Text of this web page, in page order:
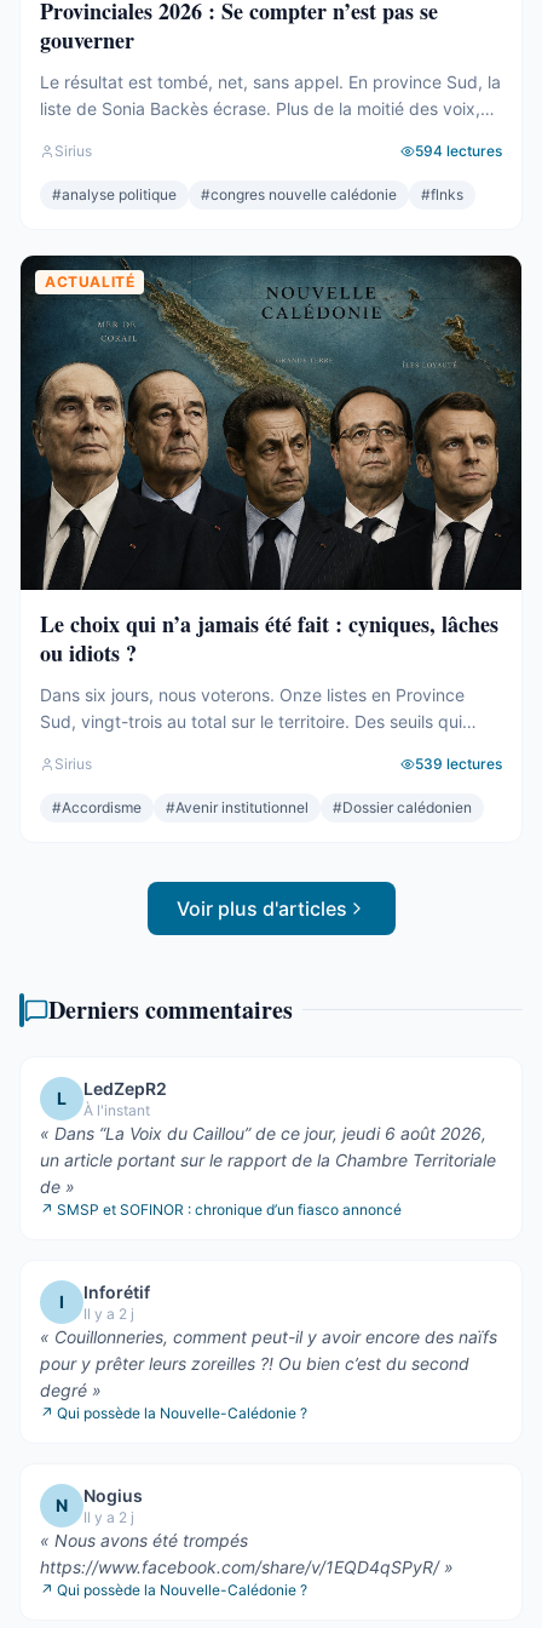
Provinciales 2026 : Se compter n’est pas se
gouverner
Le résultat est tombé, net, sans appel. En province Sud, la
liste de Sonia Backès écrase. Plus de la moitié des voix,
pulvérisée, le centre rayé de la carte. On parlera de raz-
de-marée, et le mot, pour une fois, ne sera pas exagéré.
Sirius 594 lectures
#analyse politique #congres nouvelle calédonie #flnks
ACTUALITÉ
Le choix qui n’a jamais été fait : cyniques, lâches
ou idiots ?
Dans six jours, nous voterons. Onze listes en Province
Sud, vingt-trois au total sur le territoire. Des seuils qui
le soir même, dans les couloirs, loin des électeurs. Tout
cela compte. Tout cela a été décrit ici, semaine après
Sirius 539 lectures
#Accordisme #Avenir institutionnel #Dossier calédonien
Voir plus d'articles
Derniers commentaires
L LedZepR2
À l'instant
« Dans “La Voix du Caillou” de ce jour, jeudi 6 août 2026,
un article portant sur le rapport de la Chambre Territoriale
de »
↗ SMSP et SOFINOR : chronique d’un fiasco annoncé
I Inforétif
Il y a 2 j
« Couillonneries, comment peut-il y avoir encore des naïfs
pour y prêter leurs zoreilles ?! Ou bien c’est du second
degré »
↗ Qui possède la Nouvelle-Calédonie ?
N Nogius
Il y a 2 j
« Nous avons été trompés
https://www.facebook.com/share/v/1EQD4qSPyR/»
↗ Qui possède la Nouvelle-Calédonie ?